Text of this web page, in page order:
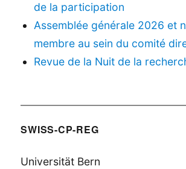
de la participation
Assemblée générale 2026 et
membre au sein du comité
Revue de la Nuit de la
SWISS-CP-REG
Universität Bern